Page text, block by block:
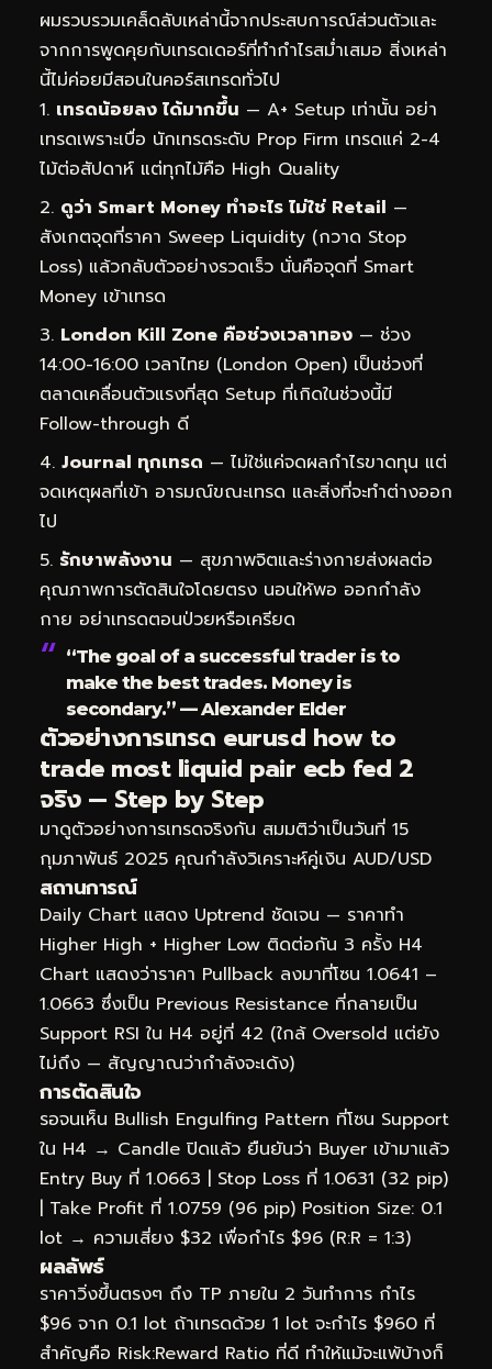
ผมรวบรวมเคล็ดลับเหล่านี้จากประสบการณ์ส่วนตัวและ
จากการพูดคุยกับเทรดเดอร์ที่ทำกำไรสม่ำเสมอ สิ่งเหล่า
นี้ไม่ค่อยมีสอนในคอร์สเทรดทั่วไป
เทรดน้อยลง ได้มากขึ้น — A+ Setup เท่านั้น อย่า
เทรดเพราะเบื่อ นักเทรดระดับ Prop Firm เทรดแค่ 2-4
ไม้ต่อสัปดาห์ แต่ทุกไม้คือ High Quality
ดูว่า Smart Money ทำอะไร ไม่ใช่ Retail —
สังเกตจุดที่ราคา Sweep Liquidity (กวาด Stop
Loss) แล้วกลับตัวอย่างรวดเร็ว นั่นคือจุดที่ Smart
Money เข้าเทรด
London Kill Zone คือช่วงเวลาทอง — ช่วง
14:00-16:00 เวลาไทย (London Open) เป็นช่วงที่
ตลาดเคลื่อนตัวแรงที่สุด Setup ที่เกิดในช่วงนี้มี
Follow-through ดี
Journal ทุกเทรด — ไม่ใช่แค่จดผลกำไรขาดทุน แต่
จดเหตุผลที่เข้า อารมณ์ขณะเทรด และสิ่งที่จะทำต่างออก
ไป
รักษาพลังงาน — สุขภาพจิตและร่างกายส่งผลต่อ
คุณภาพการตัดสินใจโดยตรง นอนให้พอ ออกกำลัง
กาย อย่าเทรดตอนป่วยหรือเครียด
“The goal of a successful trader is to
make the best trades. Money is
secondary.” — Alexander Elder
ตัวอย่างการเทรด eurusd how to
trade most liquid pair ecb fed 2
จริง — Step by Step
มาดูตัวอย่างการเทรดจริงกัน สมมติว่าเป็นวันที่ 15
กุมภาพันธ์ 2025 คุณกำลังวิเคราะห์คู่เงิน AUD/USD
สถานการณ์
Daily Chart แสดง Uptrend ชัดเจน — ราคาทำ
Higher High + Higher Low ติดต่อกัน 3 ครั้ง H4
Chart แสดงว่าราคา Pullback ลงมาที่โซน 1.0641 –
1.0663 ซึ่งเป็น Previous Resistance ที่กลายเป็น
Support RSI ใน H4 อยู่ที่ 42 (ใกล้ Oversold แต่ยัง
ไม่ถึง — สัญญาณว่ากำลังจะเด้ง)
การตัดสินใจ
รอจนเห็น Bullish Engulfing Pattern ที่โซน Support
ใน H4 → Candle ปิดแล้ว ยืนยันว่า Buyer เข้ามาแล้ว
Entry Buy ที่ 1.0663 | Stop Loss ที่ 1.0631 (32 pip)
| Take Profit ที่ 1.0759 (96 pip) Position Size: 0.1
lot → ความเสี่ยง $32 เพื่อกำไร $96 (R:R = 1:3)
ผลลัพธ์
ราคาวิ่งขึ้นตรงๆ ถึง TP ภายใน 2 วันทำการ กำไร
$96 จาก 0.1 lot ถ้าเทรดด้วย 1 lot จะกำไร $960 ที่
สำคัญคือ Risk:Reward Ratio ที่ดี ทำให้แม้จะแพ้บ้างก็